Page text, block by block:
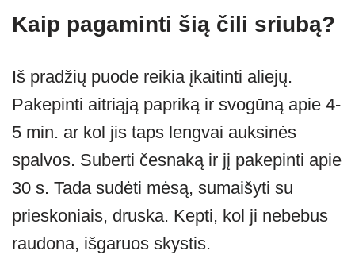
Kaip pagaminti šią čili sriubą?
Iš pradžių puode reikia įkaitinti aliejų.
Pakepinti aitriąją papriką ir svogūną apie 4-
5 min. ar kol jis taps lengvai auksinės
spalvos. Suberti česnaką ir jį pakepinti apie
30 s. Tada sudėti mėsą, sumaišyti su
prieskoniais, druska. Kepti, kol ji nebebus
raudona, išgaruos skystis.